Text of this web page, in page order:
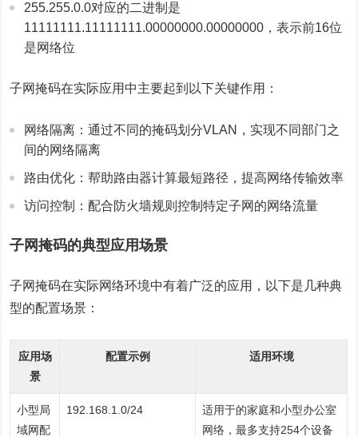
255.255.0.0对应的二进制是
11111111.11111111.00000000.00000000，表示前16位
是网络位
子网掩码在实际应用中主要起到以下关键作用：
网络隔离：通过不同的掩码划分VLAN，实现不同部门之
间的网络隔离
路由优化：帮助路由器计算最短路径，提高网络传输效率
访问控制：配合防火墙规则控制特定子网的网络流量
子网掩码的典型应用场景
子网掩码在实际网络环境中有着广泛的应用，以下是几种典
型的配置场景：
应用场
景
配置示例 适用环境
小型局
域网配
192.168.1.0/24
适用于的家庭和小型办公室
网络，最多支持254个设备